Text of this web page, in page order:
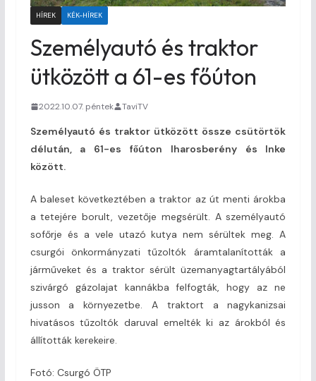
HÍREK KÉK-HÍREK
Személyautó és traktor
ütközött a 61-es főúton
2022.10.07. péntek TaviTV
Személyautó és traktor ütközött össze csütörtök
délután, a 61-es főúton Iharosberény és Inke
között.
A baleset következtében a traktor az út menti árokba
a tetejére borult, vezetője megsérült. A személyautó
sofőrje és a vele utazó kutya nem sérültek meg. A
csurgói önkormányzati tűzoltók áramtalanították a
járműveket és a traktor sérült üzemanyagtartályából
szivárgó gázolajat kannákba felfogták, hogy az ne
jusson a környezetbe. A traktort a nagykanizsai
hivatásos tűzoltók daruval emelték ki az árokból és
állították kerekeire.
Fotó: Csurgó ÖTP